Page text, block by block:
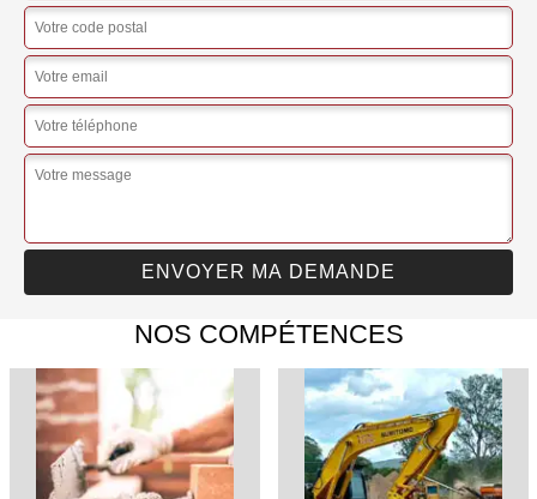
NOS COMPÉTENCES